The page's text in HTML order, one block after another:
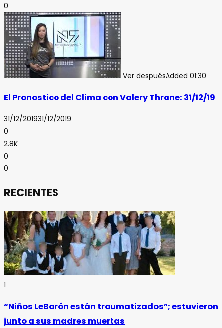
0
Ver despuésAdded 01:30
El Pronostico del Clima con Valery Thrane: 31/12/19
31/12/201931/12/2019
0
2.8K
0
0
RECIENTES
1
“Niños LeBarón están traumatizados”; estuvieron
junto a sus madres muertas